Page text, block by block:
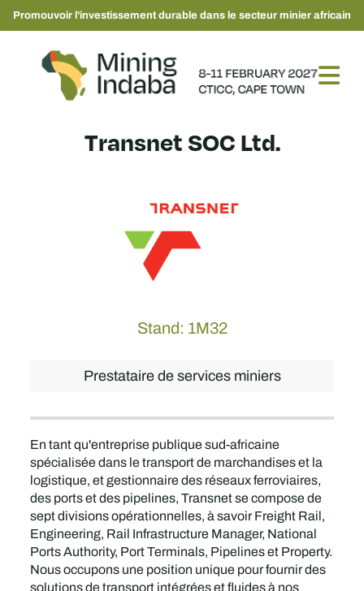
Promouvoir l'investissement durable dans le secteur minier africain
Transnet SOC Ltd.
Stand: 1M32
Prestataire de services miniers
En tant qu'entreprise publique sud-africaine
spécialisée dans le transport de marchandises et la
logistique, et gestionnaire des réseaux ferroviaires,
des ports et des pipelines, Transnet se compose de
sept divisions opérationnelles, à savoir Freight Rail,
Engineering, Rail Infrastructure Manager, National
Ports Authority, Port Terminals, Pipelines et Property.
Nous occupons une position unique pour fournir des